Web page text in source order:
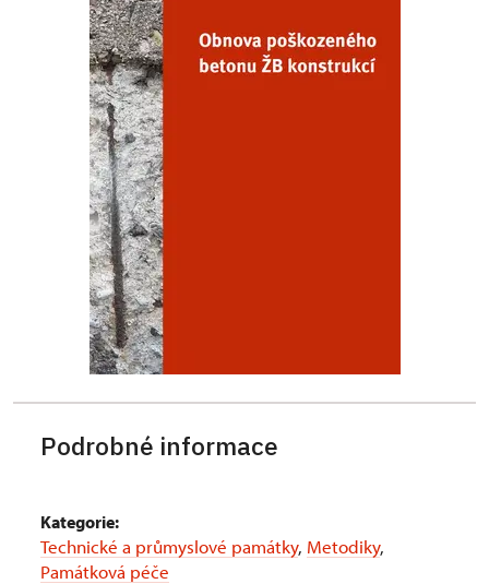
Podrobné informace
Kategorie:
Technické a průmyslové památky, Metodiky,
Památková péče